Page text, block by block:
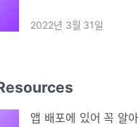
2022년 3월 31일
앱 배포에 있어 꼭 알